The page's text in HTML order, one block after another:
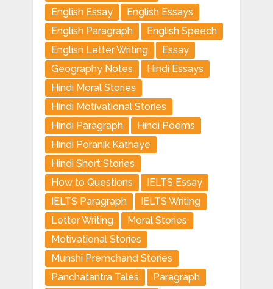
English Essay
English Essays
English Paragraph
English Speech
Englisn Letter Writing
Essay
Geography Notes
Hindi Essays
Hindi Moral Stories
Hindi Motivational Stories
Hindi Paragraph
Hindi Poems
Hindi Poranik Kathaye
Hindi Short Stories
How to Questions
IELTS Essay
IELTS Paragraph
IELTS Writing
Letter Writing
Moral Stories
Motivational Stories
Munshi Premchand Stories
Panchatantra Tales
Paragraph